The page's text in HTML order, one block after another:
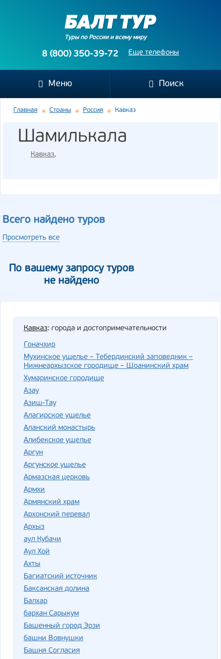
Туры по России и всему миру
Еще телефоны
8 (800) 350-39-72
Меню Поиск
Главная Страны Россия Кавказ
Шамилькала
Кавказ,
Всего найдено туров
Просмотреть все
По вашему запросу туров
не найдено
Кавказ: города и достопримечательности
Гоначхир
Мухинское ущелье – Тебердинский заповедник –
Нижнеархызское городище – Шоанинский храм
Хумаринское городище
Азау
Азиш-Тау
Алагирское ущелье
Аланский монастырь
Алибекское ущелье
Аргун
Аргунское ущелье
Армазская церковь
Армхи
Армянский храм
Архонский перевал
Архыз
аул Кубачи
Аул Хой
Ахты
Багиатский источник
Баксанская долина
Балхар
бархан Сарыкум
Башенный город Эрзи
башни Вовнушки
Башня Согласия